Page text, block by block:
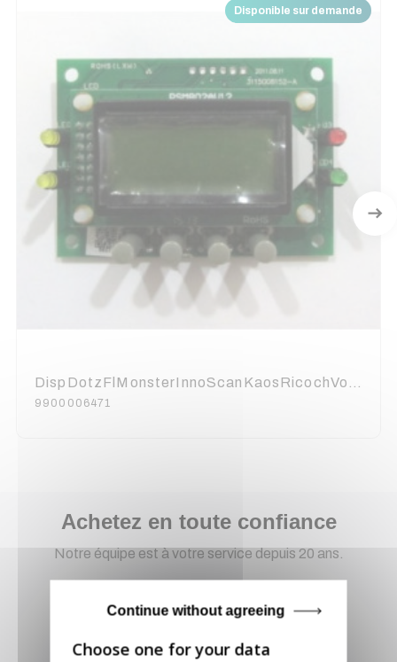
Disponible sur demande
9900006471
Achetez en toute confiance
Notre équipe est à votre service depuis 20 ans.
Retirer vos produits
Continue without agreeing